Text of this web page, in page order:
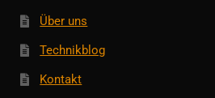
Über uns
Technikblog
Kontakt